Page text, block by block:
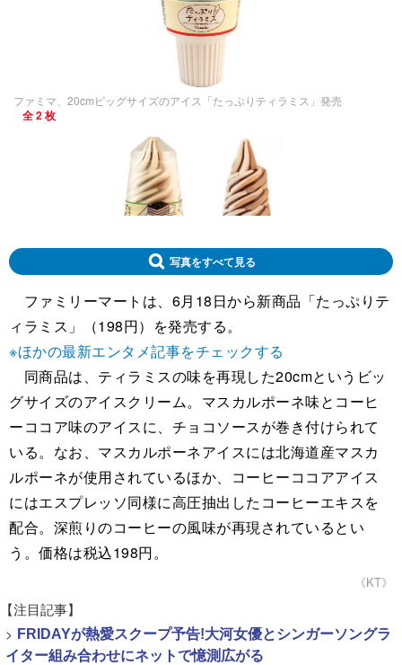
ファミマ、20cmビッグサイズのアイス「たっぷりティラミス」発売
全 2 枚
写真をすべて見る
ファミリーマートは、6月18日から新商品「たっぷりテ
ィラミス」（198円）を発売する。
※ほかの最新エンタメ記事をチェックする
同商品は、ティラミスの味を再現した20cmというビッ
グサイズのアイスクリーム。マスカルポーネ味とコーヒ
ーココア味のアイスに、チョコソースが巻き付けられて
いる。なお、マスカルポーネアイスには北海道産マスカ
ルポーネが使用されているほか、コーヒーココアアイス
にはエスプレッソ同様に高圧抽出したコーヒーエキスを
配合。深煎りのコーヒーの風味が再現されているとい
う。価格は税込198円。
《KT》
【注目記事】
> FRIDAYが熱愛スクープ予告!大河女優とシンガーソングラ
イター組み合わせにネットで憶測広がる